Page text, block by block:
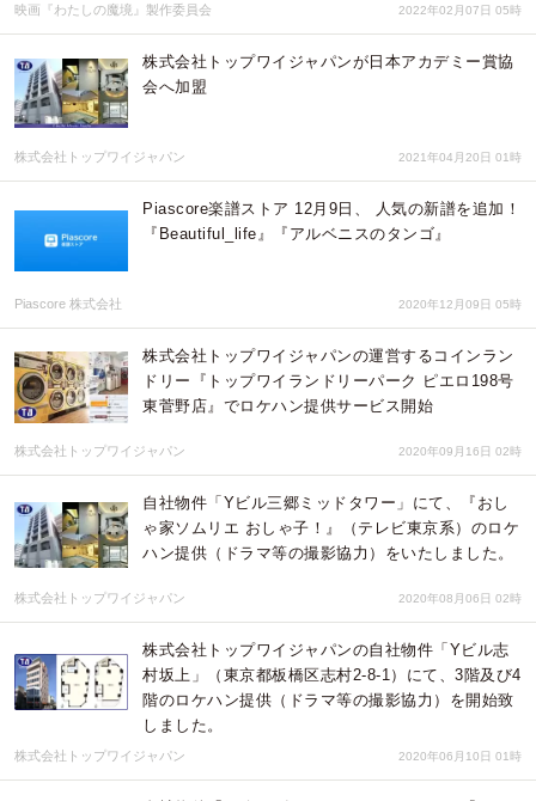
映画『わたしの魔境』製作委員会 2022年02月07日 05時
株式会社トップワイジャパンが日本アカデミー賞協
会へ加盟
株式会社トップワイジャパン 2021年04月20日 01時
Piascore楽譜ストア 12月9日、 人気の新譜を追加！
『Beautiful_life』『アルベニスのタンゴ』
Piascore 株式会社 2020年12月09日 05時
株式会社トップワイジャパンの運営するコインラン
ドリー『トップワイランドリーパーク ピエロ198号
東菅野店』でロケハン提供サービス開始
株式会社トップワイジャパン 2020年09月16日 02時
自社物件「Yビル三郷ミッドタワー」にて、『おし
ゃ家ソムリエ おしゃ子！』（テレビ東京系）のロケ
ハン提供（ドラマ等の撮影協力）をいたしました。
株式会社トップワイジャパン 2020年08月06日 02時
株式会社トップワイジャパンの自社物件「Yビル志
村坂上」（東京都板橋区志村2-8-1）にて、3階及び4
階のロケハン提供（ドラマ等の撮影協力）を開始致
しました。
株式会社トップワイジャパン 2020年06月10日 01時